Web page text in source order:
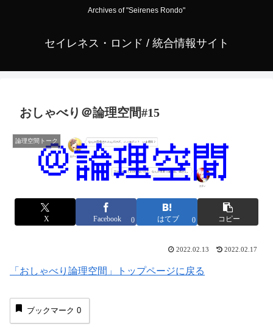
Archives of "Seirenes Rondo"
セイレネス・ロンド / 統合情報サイト
おしゃべり＠論理空間#15
論理空間トーク
X Facebook 0 はてブ 0 コピー
2022.02.13 2022.02.17
「おしゃべり論理空間」トップページに戻る
ブックマーク 0